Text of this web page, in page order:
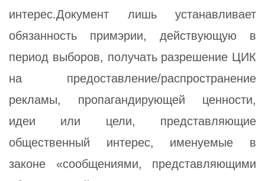
интерес.Документ лишь устанавливает
обязанность примэрии, действующую в
период выборов, получать разрешение ЦИК
на предоставление/распространение
рекламы, пропагандирующей ценности,
идеи или цели, представляющие
общественный интерес, именуемые в
законе «сообщениями, представляющими